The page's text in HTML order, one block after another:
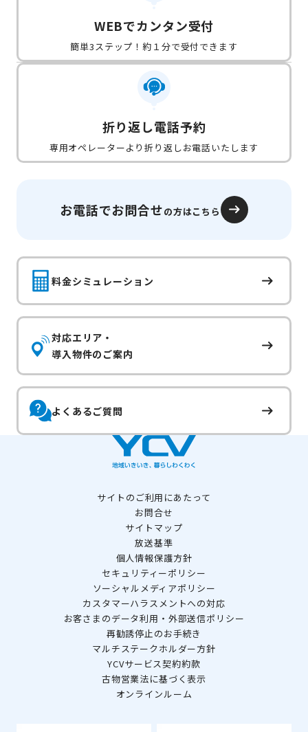
WEBでカンタン受付
簡単3ステップ！約１分で受付できます
折り返し電話予約
専用オペレーターより折り返しお電話いたします
お電話でお問合せの方はこちら
料金シミュレーション
対応エリア・
導入物件のご案内
よくあるご質問
サイトのご利用にあたって
お問合せ
サイトマップ
放送基準
個人情報保護方針
セキュリティーポリシー
ソーシャルメディアポリシー
カスタマーハラスメントへの対応
お客さまのデータ利用・外部送信ポリシー
再勧誘停止のお手続き
マルチステークホルダー方針
YCVサービス契約約款
古物営業法に基づく表示
オンラインルーム